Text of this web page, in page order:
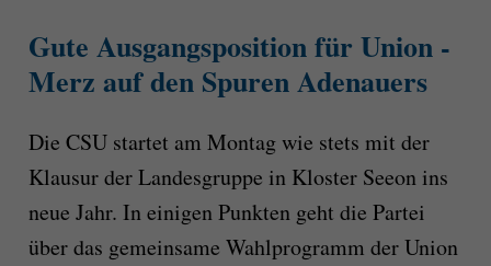
Gute Ausgangsposition für Union -
Merz auf den Spuren Adenauers
Die CSU startet am Montag wie stets mit der
Klausur der Landesgruppe in Kloster Seeon ins
neue Jahr. In einigen Punkten geht die Partei
über das gemeinsame Wahlprogramm der Union